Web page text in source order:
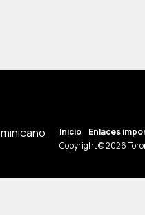
Inicio Enlaces
Copyright © 2026